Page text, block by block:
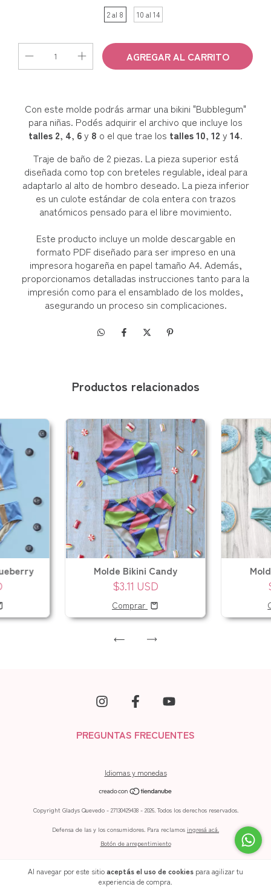
Al navegar por este sitioaceptás el uso de cookies para agilizar tu
experiencia de compra.
2 al 8
10 al 14
Con este molde podrás armar una bikini "Bubblegum"
para niñas. Podés adquirir el archivo que incluye los
talles 2, 4, 6y 8 o el que trae los talles 10, 12 y 14.
Traje de baño de 2 piezas. La pieza superior está
diseñada como top con breteles regulable, ideal para
adaptarlo al alto de hombro deseado. La pieza inferior
es un culote estándar de cola entera con trazos
anatómicos pensado para el libre movimiento.
Este producto incluye un molde descargable en
formato PDF diseñado para ser impreso en una
impresora hogareña en papel tamaño A4. Además,
proporcionamos detalladas instrucciones tanto para la
impresión como para el ensamblado de los moldes,
asegurando un proceso sin complicaciones.
Productos relacionados
Molde Bikini Candy
$3.11 USD
Comprar
PREGUNTAS FRECUENTES
Idiomas y monedas
Copyright Gladys Quevedo - 27130429438 - 2026. Todos los derechos reservados.
Defensa de las y los consumidores. Para reclamos ingresá acá.
Botón de arrepentimiento